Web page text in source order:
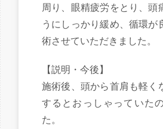
周り、眼精疲労をとり、頭
うにしっかり緩め、循環が
術させていただきました。
【説明・今後】
施術後、頭から首肩も軽く
するとおっしゃっていた
た。